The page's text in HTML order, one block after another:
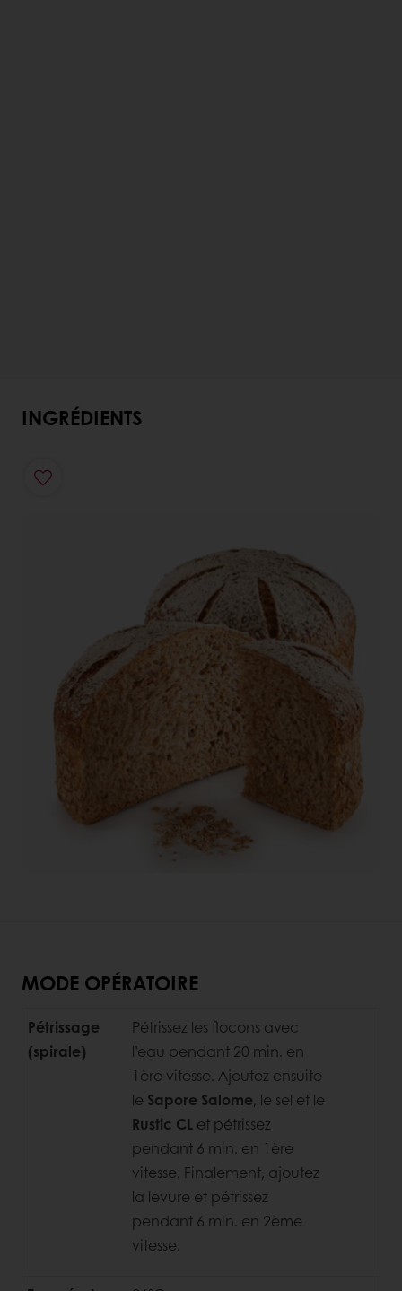
INGRÉDIENTS
MODE OPÉRATOIRE
Pétrissage
(spirale)
Pétrissez les flocons avec
l’eau pendant 20 min. en
1ère vitesse. Ajoutez ensuite
le Sapore Salome, le sel et le
Rustic CL et pétrissez
pendant 6 min. en 1ère
vitesse. Finalement, ajoutez
la levure et pétrissez
pendant 6 min. en 2ème
vitesse.